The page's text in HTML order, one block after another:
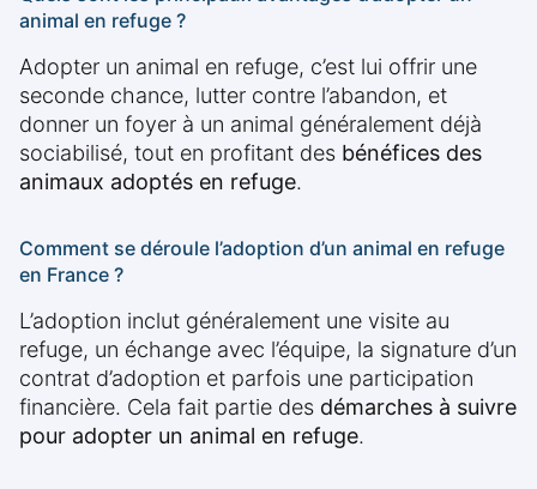
animal en refuge ?
Adopter un animal en refuge, c’est lui offrir une
seconde chance, lutter contre l’abandon, et
donner un foyer à un animal généralement déjà
sociabilisé, tout en profitant des bénéfices des
animaux adoptés en refuge.
Comment se déroule l’adoption d’un animal en refuge
en France ?
L’adoption inclut généralement une visite au
refuge, un échange avec l’équipe, la signature d’un
contrat d’adoption et parfois une participation
financière. Cela fait partie des démarches à suivre
pour adopter un animal en refuge.